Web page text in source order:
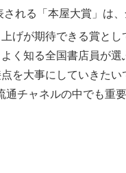
される「本屋大賞」は
げが期待できる賞と
よく知る全国書店員が
を大事にしていきた
通チャネルの中でも重